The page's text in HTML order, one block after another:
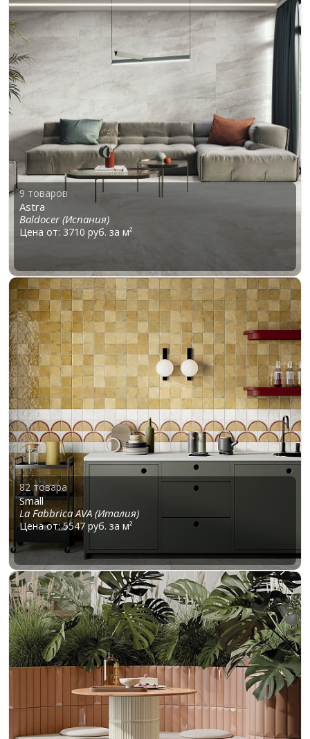
9 товаров
Astra
Baldocer (Испания)
Цена от: 3710 руб. за м²
82 товара
Small
La Fabbrica AVA (Италия)
Цена от: 5547 руб. за м²